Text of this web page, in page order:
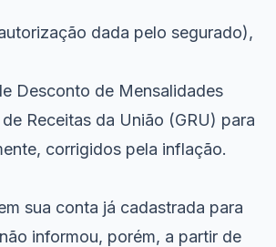
dada pelo segurado),
Desconto de Mensalidades
Receitas da União (GRU) para
corrigidos pela inflação.
sua conta já cadastrada para
informou, porém, a partir de